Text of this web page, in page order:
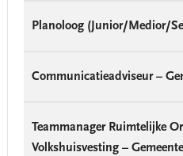
Planoloog (Junior/Medior/
Communicatieadviseur –
Teammanager Ruimtelijke
Volkshuisvesting –